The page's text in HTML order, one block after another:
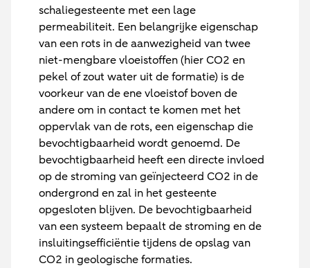
schaliegesteente met een lage
permeabiliteit. Een belangrijke eigenschap
van een rots in de aanwezigheid van twee
niet-mengbare vloeistoffen (hier CO2 en
pekel of zout water uit de formatie) is de
voorkeur van de ene vloeistof boven de
andere om in contact te komen met het
oppervlak van de rots, een eigenschap die
bevochtigbaarheid wordt genoemd. De
bevochtigbaarheid heeft een directe invloed
op de stroming van geïnjecteerd CO2 in de
ondergrond en zal in het gesteente
opgesloten blijven. De bevochtigbaarheid
van een systeem bepaalt de stroming en de
insluitingsefficiëntie tijdens de opslag van
CO2 in geologische formaties.